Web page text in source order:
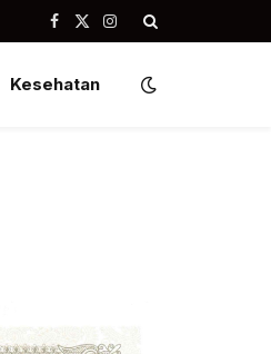
Facebook
X
Instagram
Kesehatan